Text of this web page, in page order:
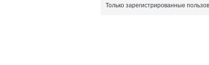
Только зарегистрированные